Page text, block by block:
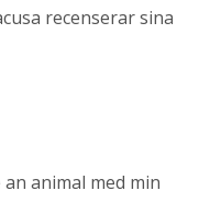
recenserar sina
animal med min